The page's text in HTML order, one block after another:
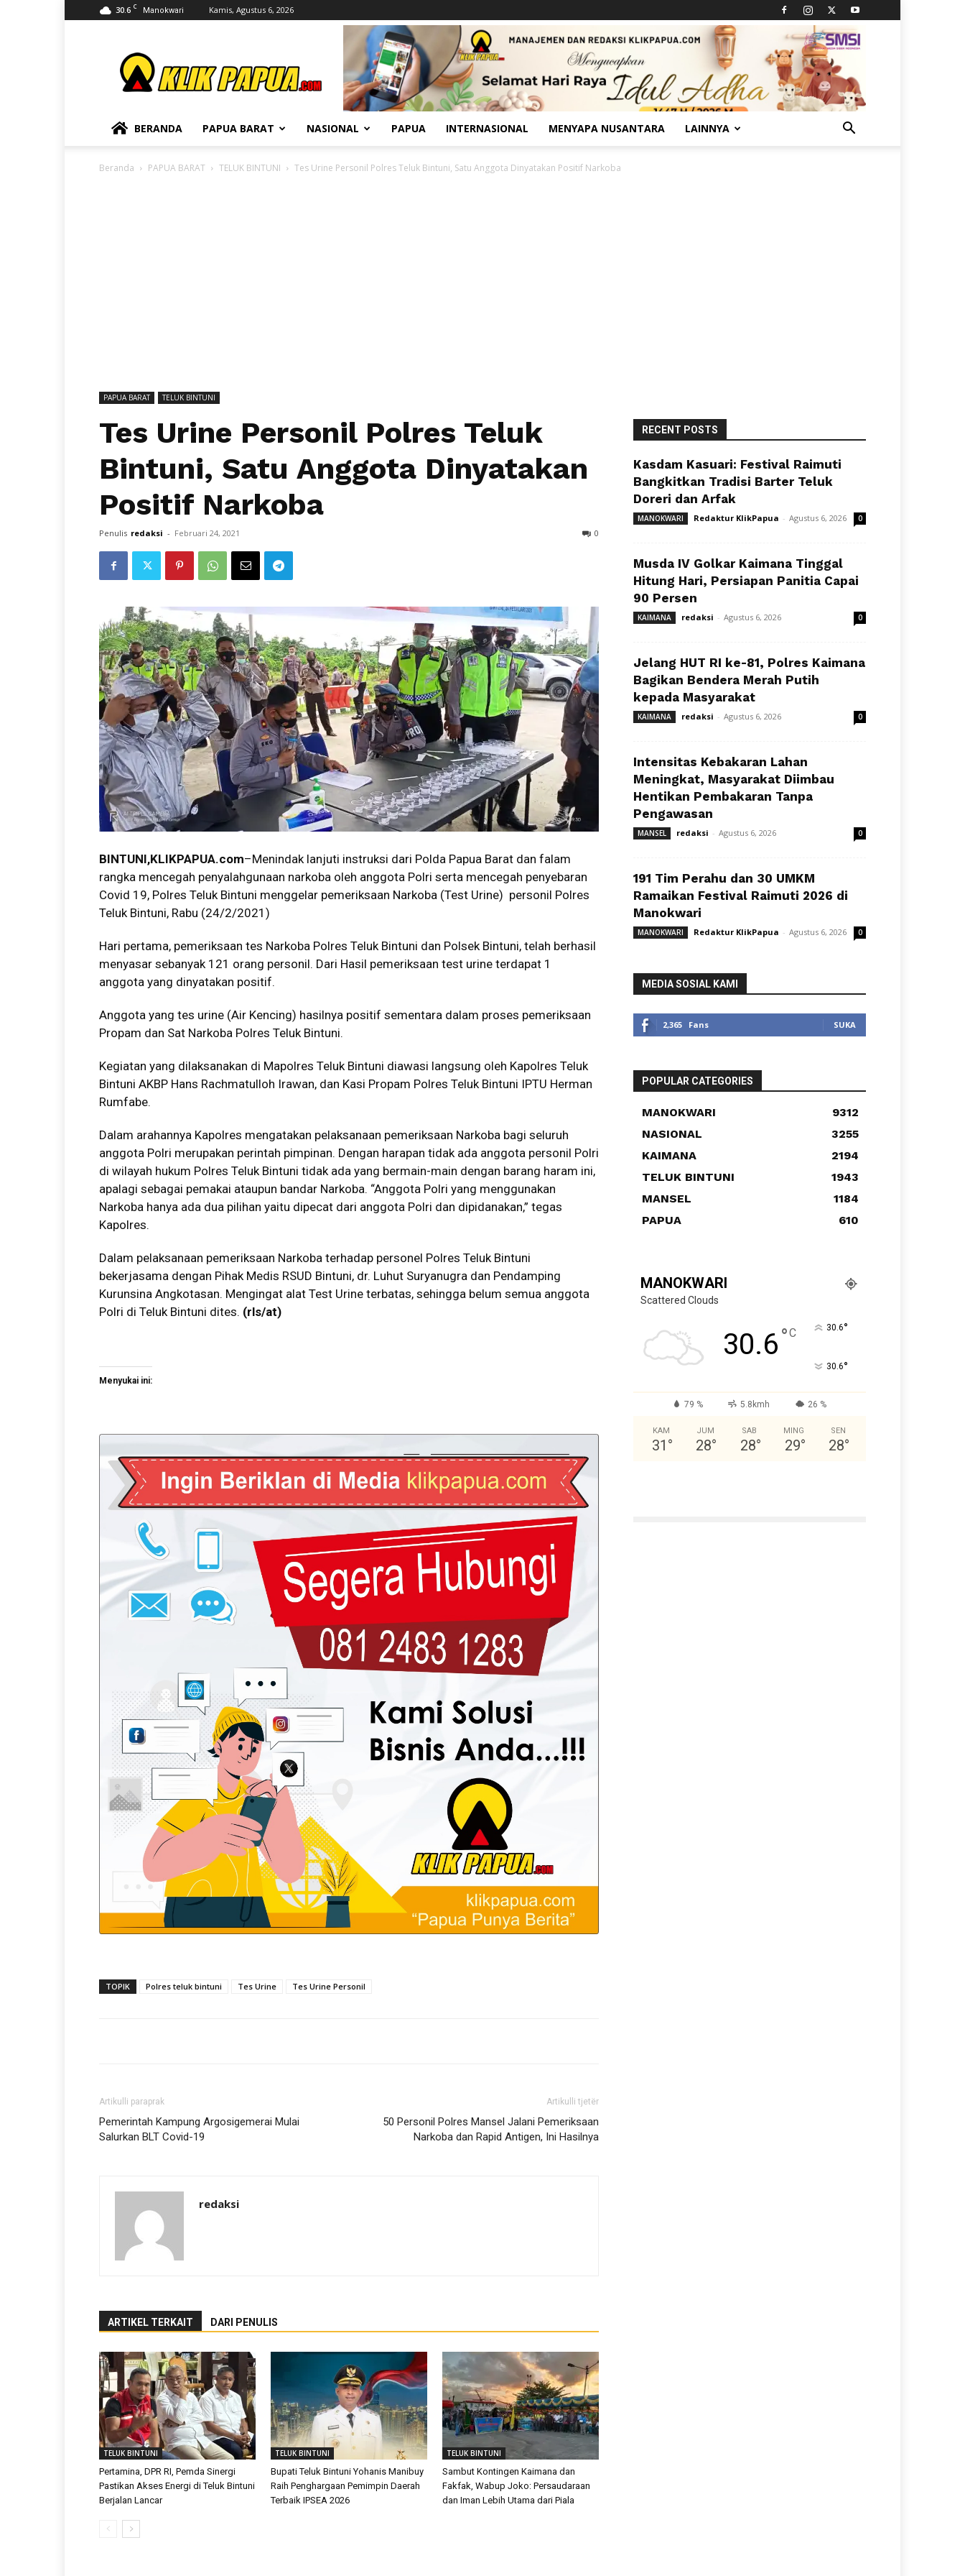
30.6 C Manokwari Kamis, Agustus 6, 2026
BERANDA PAPUA BARAT NASIONAL PAPUA INTERNASIONAL MENYAPA NUSANTARA LAINNYA
Beranda PAPUA BARAT TELUK BINTUNI Tes Urine Personil Polres Teluk Bintuni, Satu Anggota Dinyatakan Positif Narkoba
PAPUA BARAT TELUK BINTUNI
Tes Urine Personil Polres Teluk
Bintuni, Satu Anggota Dinyatakan
Positif Narkoba
Penulis redaksi - Februari 24, 2021 0
BINTUNI,KLIKPAPUA.com–Menindak lanjuti instruksi dari Polda Papua Barat dan falam
rangka mencegah penyalahgunaan narkoba oleh anggota Polri serta mencegah penyebaran
Covid 19, Polres Teluk Bintuni menggelar pemeriksaan Narkoba (Test Urine) personil Polres
Teluk Bintuni, Rabu (24/2/2021)
Hari pertama, pemeriksaan tes Narkoba Polres Teluk Bintuni dan Polsek Bintuni, telah berhasil
menyasar sebanyak 121 orang personil. Dari Hasil pemeriksaan test urine terdapat 1
anggota yang dinyatakan positif.
Anggota yang tes urine (Air Kencing) hasilnya positif sementara dalam proses pemeriksaan
Propam dan Sat Narkoba Polres Teluk Bintuni.
Kegiatan yang dilaksanakan di Mapolres Teluk Bintuni diawasi langsung oleh Kapolres Teluk
Bintuni AKBP Hans Rachmatulloh Irawan, dan Kasi Propam Polres Teluk Bintuni IPTU Herman
Rumfabe.
Dalam arahannya Kapolres mengatakan pelaksanaan pemeriksaan Narkoba bagi seluruh
anggota Polri merupakan perintah pimpinan. Dengan harapan tidak ada anggota personil Polri
di wilayah hukum Polres Teluk Bintuni tidak ada yang bermain-main dengan barang haram ini,
apalagi sebagai pemakai ataupun bandar Narkoba. “Anggota Polri yang menggunakan
Narkoba hanya ada dua pilihan yaitu dipecat dari anggota Polri dan dipidanakan,” tegas
Kapolres.
Dalam pelaksanaan pemeriksaan Narkoba terhadap personel Polres Teluk Bintuni
bekerjasama dengan Pihak Medis RSUD Bintuni, dr. Luhut Suryanugra dan Pendamping
Kurunsina Angkotasan. Mengingat alat Test Urine terbatas, sehingga belum semua anggota
Polri di Teluk Bintuni dites. (rls/at)
Menyukai ini:
TOPIK Polres teluk bintuni Tes Urine Tes Urine Personil
Artikulli paraprak
Pemerintah Kampung Argosigemerai Mulai
Salurkan BLT Covid-19
Artikulli tjetër
50 Personil Polres Mansel Jalani Pemeriksaan
Narkoba dan Rapid Antigen, Ini Hasilnya
redaksi
ARTIKEL TERKAIT DARI PENULIS
TELUK BINTUNI
Pertamina, DPR RI, Pemda Sinergi
Pastikan Akses Energi di Teluk Bintuni
Berjalan Lancar
TELUK BINTUNI
Bupati Teluk Bintuni Yohanis Manibuy
Raih Penghargaan Pemimpin Daerah
Terbaik IPSEA 2026
TELUK BINTUNI
Sambut Kontingen Kaimana dan
Fakfak, Wabup Joko: Persaudaraan
dan Iman Lebih Utama dari Piala
RECENT POSTS
Kasdam Kasuari: Festival Raimuti
Bangkitkan Tradisi Barter Teluk
Doreri dan Arfak
MANOKWARI Redaktur KlikPapua - Agustus 6, 2026 0
Musda IV Golkar Kaimana Tinggal
Hitung Hari, Persiapan Panitia Capai
90 Persen
KAIMANA redaksi - Agustus 6, 2026 0
Jelang HUT RI ke-81, Polres Kaimana
Bagikan Bendera Merah Putih
kepada Masyarakat
KAIMANA redaksi - Agustus 6, 2026 0
Intensitas Kebakaran Lahan
Meningkat, Masyarakat Diimbau
Hentikan Pembakaran Tanpa
Pengawasan
MANSEL redaksi - Agustus 6, 2026 0
191 Tim Perahu dan 30 UMKM
Ramaikan Festival Raimuti 2026 di
Manokwari
MANOKWARI Redaktur KlikPapua - Agustus 6, 2026 0
MEDIA SOSIAL KAMI
2,365 Fans SUKA
POPULAR CATEGORIES
MANOKWARI
9312
NASIONAL
3255
KAIMANA
2194
TELUK BINTUNI
1943
MANSEL
1184
PAPUA
610
MANOKWARI
Scattered Clouds
30.6°C 30.6°
30.6°
79 % 5.8kmh 26 %
KAM
31 °
JUM
28°
SAB
28°
MING
29°
SEN
28°